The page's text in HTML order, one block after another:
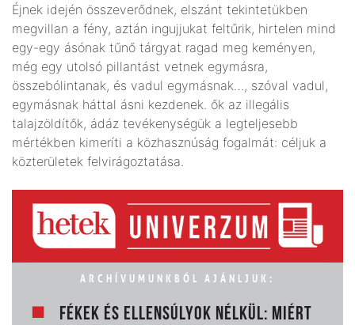
Éjnek idején összeverődnek, elszánt tekintetükben
megvillan a fény, aztán ingujjukat feltűrik, hirtelen mind
egy-egy ásónak tűnő tárgyat ragad meg keményen,
még egy utolsó pillantást vetnek egymásra,
összebólintanak, és vadul egymásnak…, szóval vadul,
egymásnak háttal ásni kezdenek. ők az illegális
talajzöldítők, ádáz tevékenységük a legteljesebb
mértékben kimeríti a közhasznúság fogalmát: céljuk a
közterületek felvirágoztatása.
ARCHÍVUMUNKBÓL AJÁNLJUK:
FÉKEK ÉS ELLENSÚLYOK NÉLKÜL: MIÉRT